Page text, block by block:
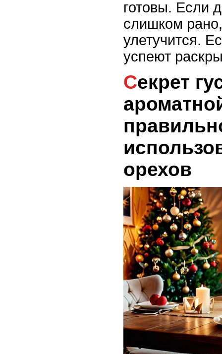
готовы. Если
слишком
улетучится.
успеют
Секрет густой и
орехов